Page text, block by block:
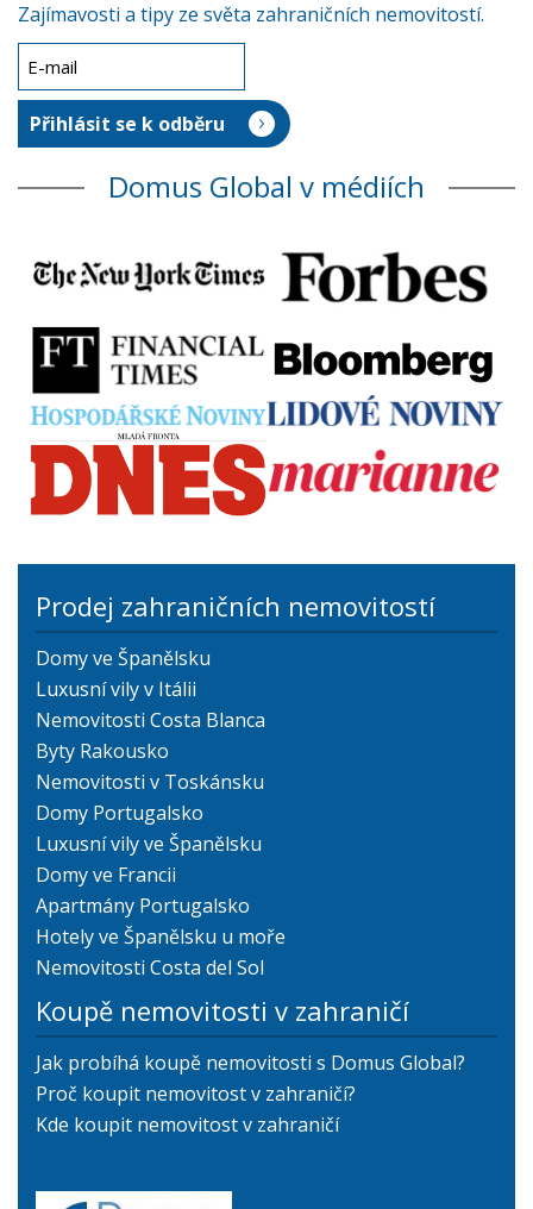
Zajímavosti a tipy ze světa zahraničních nemovitostí.
Domus Global v médiích
Prodej zahraničních nemovitostí
Domy ve Španělsku
Luxusní vily v Itálii
Nemovitosti Costa Blanca
Byty Rakousko
Nemovitosti v Toskánsku
Domy Portugalsko
Luxusní vily ve Španělsku
Domy ve Francii
Apartmány Portugalsko
Hotely ve Španělsku u moře
Nemovitosti Costa del Sol
Koupě nemovitosti v zahraničí
Jak probíhá koupě nemovitosti s Domus Global?
Proč koupit nemovitost v zahraničí?
Kde koupit nemovitost v zahraničí